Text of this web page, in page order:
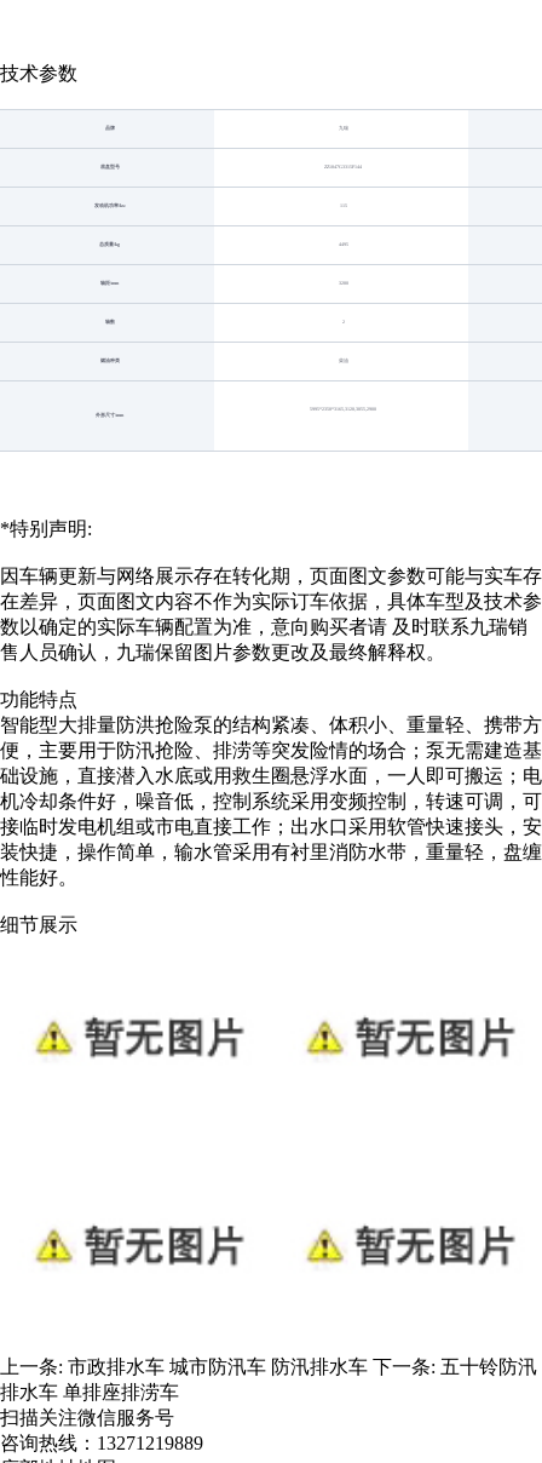
技术参数
品牌 九瑞
底盘型号 ZZ1047G3315F144
发动机功率/kw 115
总质量/kg 4495
轴距/mm 3280
轴数 2
燃油种类 柴油
外形尺寸/mm
5995*2350*3165,3120,3055,2900
*特别声明:
因车辆更新与网络展示存在转化期，页面图文参数可能与实车存
在差异，页面图文内容不作为实际订车依据，具体车型及技术参
数以确定的实际车辆配置为准，意向购买者请 及时联系九瑞销
售人员确认，九瑞保留图片参数更改及最终解释权。
功能特点
智能型大排量防洪抢险泵的结构紧凑、体积小、重量轻、携带方
便，主要用于防汛抢险、排涝等突发险情的场合；泵无需建造基
础设施，直接潜入水底或用救生圈悬浮水面，一人即可搬运；电
机冷却条件好，噪音低，控制系统采用变频控制，转速可调，可
接临时发电机组或市电直接工作；出水口采用软管快速接头，安
装快捷，操作简单，输水管采用有衬里消防水带，重量轻，盘缠
性能好。
细节展示
上一条: 市政排水车 城市防汛车 防汛排水车 下一条: 五十铃防汛
排水车 单排座排涝车
扫描关注微信服务号
咨询热线： 13271219889